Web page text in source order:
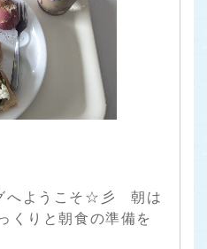
へようこそ☆彡 朝は
くりと朝食の準備を